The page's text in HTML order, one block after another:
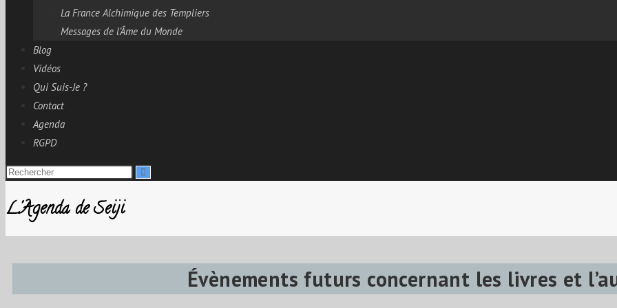
La France Alchimique des Templiers
Messages de l’Âme du Monde
Blog
Vidéos
Qui Suis-Je ?
Contact
Agenda
RGPD
L'Agenda de Seiji
Évènements futurs concernant les livres et